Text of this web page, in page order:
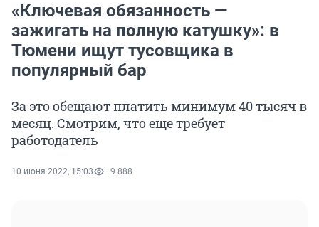
«Ключевая обязанность —
зажигать на полную катушку»: в
Тюмени ищут тусовщика в
популярный бар
За это обещают платить минимум 40 тысяч в
месяц. Смотрим, что еще требует
работодатель
10 июня 2022, 15:03 9 888